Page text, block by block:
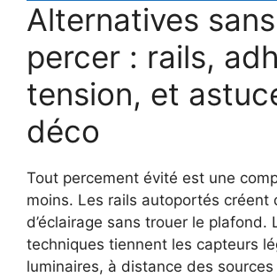
Alternatives sans
percer : rails,
tension, et
déco
Tout percement évité est une
moins. Les rails autoportés créent
d’éclairage sans trouer le plafond.
techniques tiennent les capteurs
luminaires, à distance des